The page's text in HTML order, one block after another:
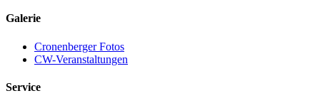
Galerie
Cronenberger Fotos
CW-Veranstaltungen
Service